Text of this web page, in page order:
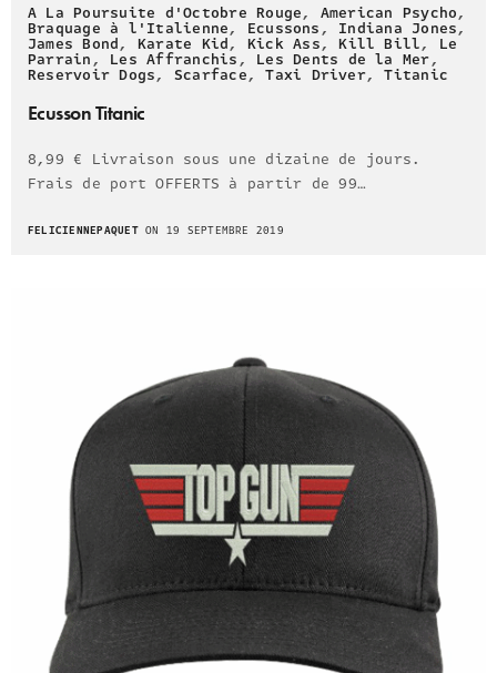
A La Poursuite d'Octobre Rouge, American Psycho,
Braquage à l'Italienne, Ecussons, Indiana Jones,
James Bond, Karate Kid, Kick Ass,Kill Bill, Le
Parrain, Les Affranchis, Les Dents de la Mer,
Reservoir Dogs, Scarface,Taxi Driver,Titanic
Ecusson Titanic
8,99 € Livraison sous une dizaine de jours.
Frais de port OFFERTS à partir de 99…
FELICIENNEPAQUETON 19 SEPTEMBRE 2019